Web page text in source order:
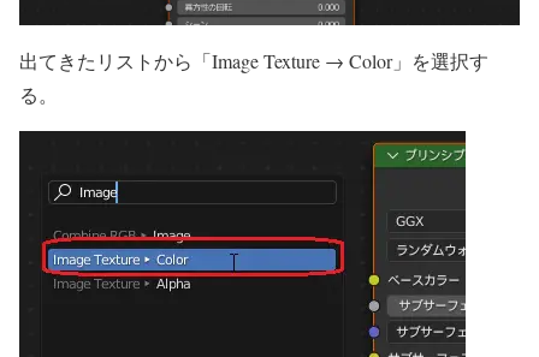
出てきたリストから「Image Texture → Color」を選択す
る。